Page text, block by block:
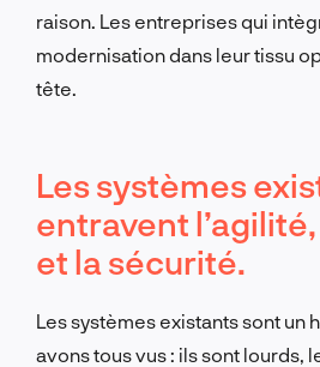
raison. Les entreprises qui
modernisation dans leur tissu
tête.
Les systèmes
entravent
et la sécurité.
Les systèmes existants sont un
avons tous vus : ils sont lourds,